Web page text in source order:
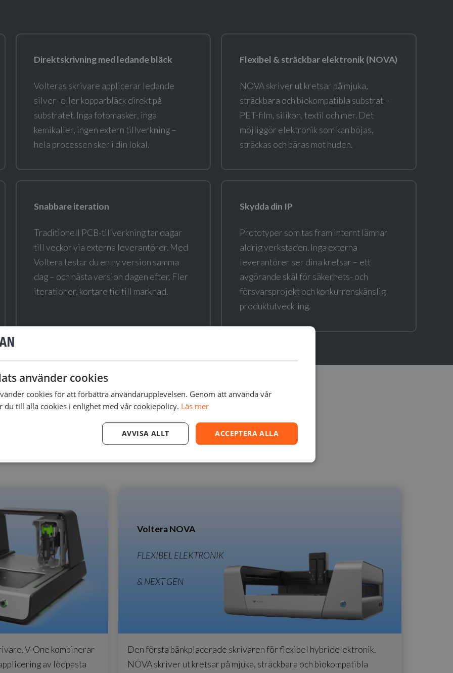
Direktskrivning med ledande bläck
Volteras skrivare applicerar ledande
silver- eller kopparbläck direkt på
substratet. Inga fotomasker, inga
kemikalier, ingen extern tillverkning –
hela processen sker i din lokal.
Flexibel & sträckbar elektronik (NOVA)
NOVA skriver ut kretsar på mjuka,
sträckbara och biokompatibla substrat –
PET-film, silikon, textil och mer. Det
möjliggör elektronik som kan böjas,
sträckas och bäras mot huden.
Snabbare iteration
Traditionell PCB-tillverkning tar dagar
till veckor via externa leverantörer. Med
Voltera testar du en ny version samma
dag – och nästa version dagen efter. Fler
iterationer, kortare tid till marknad.
Skydda din IP
Prototyper som tas fram internt lämnar
aldrig verkstaden. Inga externa
leverantörer ser dina kretsar – ett
avgörande skäl för säkerhets- och
försvarsprojekt och konkurrenskänslig
produktutveckling.
med svensk support och service.
V-One kombinerar
av lödpasta
Voltera NOVA
FLEXIBEL ELEKTRONIK
& NEXT GEN
Den första bänkplacerade skrivaren för flexibel hybridelektronik.
NOVA skriver ut kretsar på mjuka, sträckbara och biokompatibla
använder cookies
cookies för att förbättra användarupplevelsen. Genom att använda vår
du till alla cookies i enlighet med vår cookiepolicy. Läs mer
ACCEPTERA ALLA
AVVISA ALLT